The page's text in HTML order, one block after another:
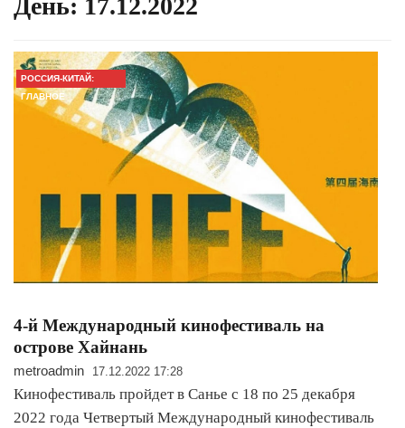
День: 17.12.2022
РОССИЯ-КИТАЙ:
ГЛАВНОЕ
4-й Международный кинофестиваль на
острове Хайнань
metroadmin 17.12.2022 17:28
Кинофестиваль пройдет в Санье с 18 по 25 декабря
2022 года Четвертый Международный кинофестиваль